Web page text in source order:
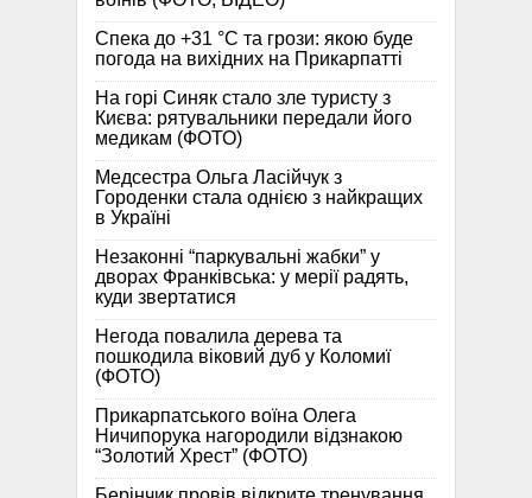
Спека до +31 °C та грози: якою буде
погода на вихідних на Прикарпатті
На горі Синяк стало зле туристу з
Києва: рятувальники передали його
медикам (ФОТО)
Медсестра Ольга Ласійчук з
Городенки стала однією з найкращих
в Україні
Незаконні “паркувальні жабки” у
дворах Франківська: у мерії радять,
куди звертатися
Негода повалила дерева та
пошкодила віковий дуб у Коломиї
(ФОТО)
Прикарпатського воїна Олега
Ничипорука нагородили відзнакою
“Золотий Хрест” (ФОТО)